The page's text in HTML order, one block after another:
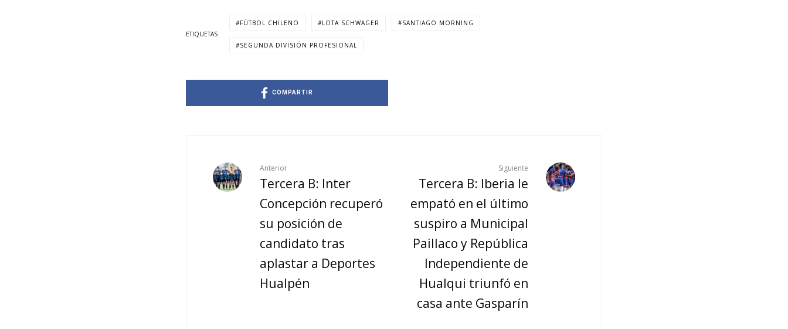
ETIQUETAS
FÚTBOL CHILENO LOTA SCHWAGER SANTIAGO MORNING
SEGUNDA DIVISIÓN PROFESIONAL
COMPARTIR
Anterior
Tercera B: Inter
Concepción recuperó
su posición de
candidato tras
aplastar a Deportes
Hualpén
Siguiente
Tercera B: Iberia le
empató en el último
suspiro a Municipal
Paillaco y República
Independiente de
Hualqui triunfó en
casa ante Gasparín